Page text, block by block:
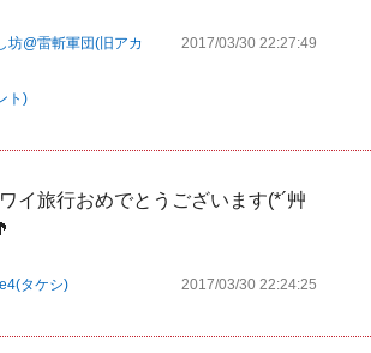
坊@雷斬軍団(旧アカ
ト)
2017/03/30 22:27:49
イ旅行おめでとうございます(*´艸
タケシ) 2017/03/30 22:24:25